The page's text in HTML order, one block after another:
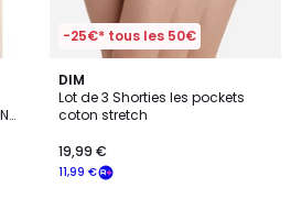
-25€* tous les 50€
DIM
Lot de 3 Shorties les pockets
coton stretch
11,99 €
19,99 €
4,2
/ 5
2
Couleurs